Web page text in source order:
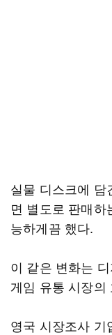
실물 디스크에 담
면 별도로 판매
능하게끔 했다.
이 같은 변화는
게임 유통 시장의
영국 시장조사 기